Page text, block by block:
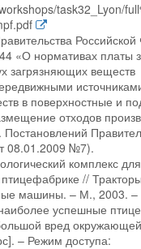
task32_Lyon/
«О нормативах платы
загрязняющих веществ
в поверхностные и
отходов
Постановлений
08.01.2009 №7).
комплекс
//
машины. – М., 2003.
успешные
вред
– Режим доступа: